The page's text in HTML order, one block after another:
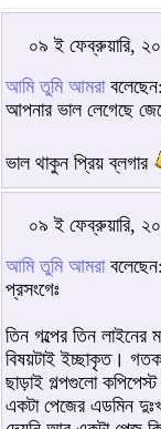
০৯ ই ফেব্রুয়ারি,
আমি তুমি আমরা
আপনার ভাল লেগেছে
ভাল থাকুন প্রিয় ব্লগার
০৯ ই ফেব্রুয়ারি,
আমি তুমি আমরা
প্রসংগেঃ
তিন গল্পের তিন
বিষয়টাই ইচ্ছাকৃত।
ছাড়াই গল্পগুলো
একটা পেজের এডমিন